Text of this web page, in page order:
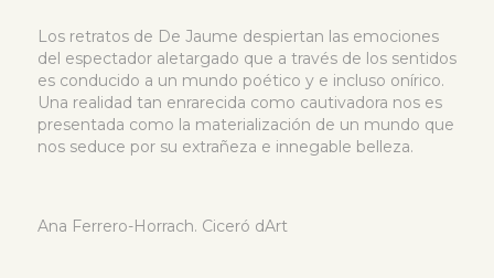
Los retratos de De Jaume despiertan las emociones
del espectador aletargado que a través de los sentidos
es conducido a un mundo poético y e incluso onírico.
Una realidad tan enrarecida como cautivadora nos es
presentada como la materialización de un mundo que
nos seduce por su extrañeza e innegable belleza.
Ana Ferrero-Horrach. Ciceró dArt